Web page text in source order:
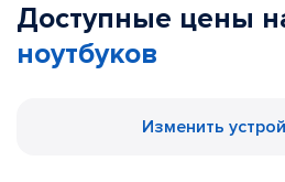
Доступные цены
ноутбуков
Изменить